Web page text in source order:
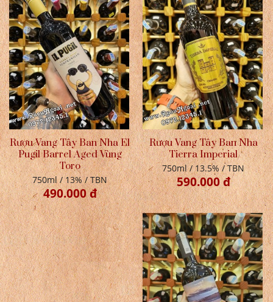
Rượu Vang Tây Ban Nha El
Pugil Barrel Aged Vùng
Toro
750ml / 13% / TBN
490.000 đ
Rượu Vang Tây Ban Nha
Tierra Imperial
750ml / 13.5% / TBN
590.000 đ